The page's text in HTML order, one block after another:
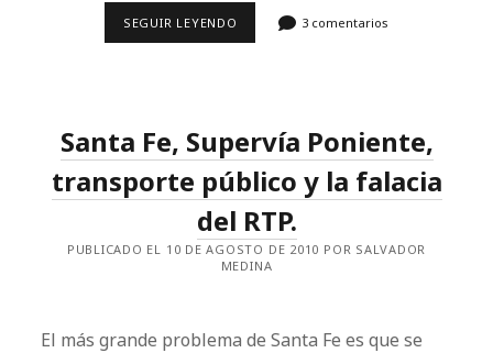
SEGUIR LEYENDO PRIMERO 3 comentarios
Santa Fe, Supervía Poniente,
transporte público y la falacia
del RTP.
PUBLICADO EL 10 DE AGOSTO DE 2010 POR SALVADOR
MEDINA
El más grande problema de Santa Fe es que se